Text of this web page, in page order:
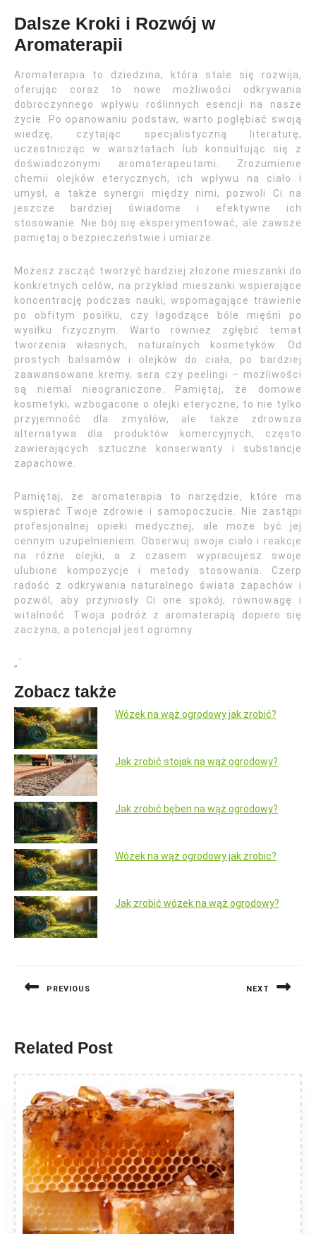
Dalsze Kroki i Rozwój w
Aromaterapii
Aromaterapia to dziedzina, która stale się rozwija,
oferując coraz to nowe możliwości odkrywania
dobroczynnego wpływu roślinnych esencji na nasze
życie. Po opanowaniu podstaw, warto pogłębiać swoją
wiedzę, czytając specjalistyczną literaturę,
uczestnicząc w warsztatach lub konsultując się z
doświadczonymi aromaterapeutami. Zrozumienie
chemii olejków eterycznych, ich wpływu na ciało i
umysł, a także synergii między nimi, pozwoli Ci na
jeszcze bardziej świadome i efektywne ich
stosowanie. Nie bój się eksperymentować, ale zawsze
pamiętaj o bezpieczeństwie i umiarze.
Możesz zacząć tworzyć bardziej złożone mieszanki do
konkretnych celów, na przykład mieszanki wspierające
koncentrację podczas nauki, wspomagające trawienie
po obfitym posiłku, czy łagodzące bóle mięśni po
wysiłku fizycznym. Warto również zgłębić temat
tworzenia własnych, naturalnych kosmetyków. Od
prostych balsamów i olejków do ciała, po bardziej
zaawansowane kremy, sera czy peelingi – możliwości
są niemal nieograniczone. Pamiętaj, że domowe
kosmetyki, wzbogacone o olejki eteryczne, to nie tylko
przyjemność dla zmysłów, ale także zdrowsza
alternatywa dla produktów komercyjnych, często
zawierających sztuczne konserwanty i substancje
zapachowe.
Pamiętaj, że aromaterapia to narzędzie, które ma
wspierać Twoje zdrowie i samopoczucie. Nie zastąpi
profesjonalnej opieki medycznej, ale może być jej
cennym uzupełnieniem. Obserwuj swoje ciało i reakcje
na różne olejki, a z czasem wypracujesz swoje
ulubione kompozycje i metody stosowania. Czerp
radość z odkrywania naturalnego świata zapachów i
pozwól, aby przyniosły Ci one spokój, równowagę i
witalność. Twoja podróż z aromaterapią dopiero się
zaczyna, a potencjał jest ogromny.
„`
Zobacz także
Wózek na wąż ogrodowy jak zrobić?
Jak zrobić stojak na wąż ogrodowy?
Jak zrobić bęben na wąż ogrodowy?
Wózek na wąż ogrodowy jak zrobic?
Jak zrobić wózek na wąż ogrodowy?
PREVIOUS NEXT
Related Post